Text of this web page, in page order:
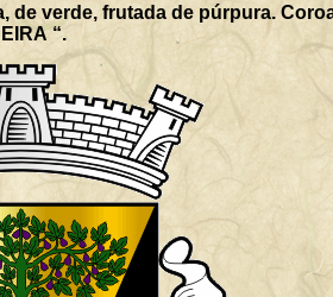
verde, frutada de púrpura.
“.